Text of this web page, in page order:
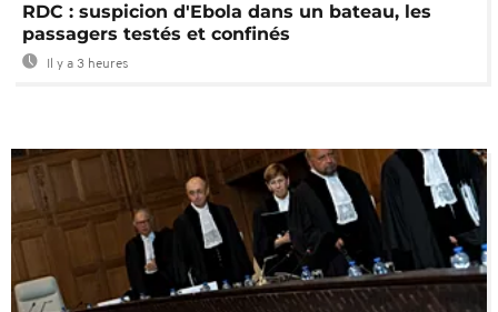
RDC : suspicion d'Ebola dans un bateau, les
passagers testés et confinés
Il y a 3 heures